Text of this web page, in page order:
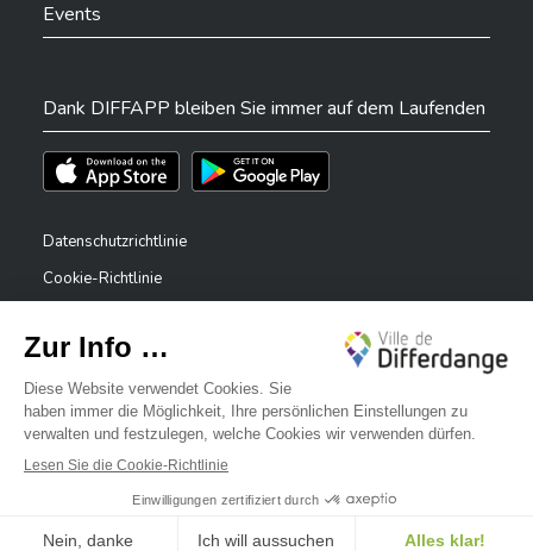
Events
Dank DIFFAPP bleiben Sie immer auf dem Laufenden
Téléchargez l'app sur l'App StoreTéléchargez l'app sur Play Store
Datenschutzrichtlinie
Cookie-Richtlinie
Erklärung zur Barrierefreiheit
Meldesystem – Whistleblower
✕
Bonjour, comment puis-je vous aider ?